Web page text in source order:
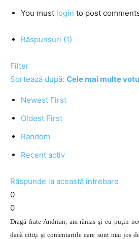
You must login to post
Răspunsuri (1)
Filter
Sortează după: Cele mai multe
Newest First
Oldest First
Random
Recent activ
Răspunde la această întrebare
0
0
Dragă frate Andrian, am rămas şi eu puţin
dacă citiţi şi comentariile care sunt mai jos